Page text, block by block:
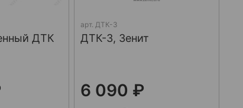
ДТК
арт. ДТК-3
ДТК-3, Зенит
6 090 ₽